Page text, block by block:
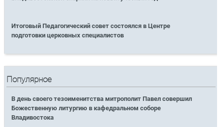
Итоговый Педагогический совет состоялся в Центре
подготовки церковных специалистов
Популярное
В день своего тезоименитства митрополит Павел совершил
Божественную литургию в кафедральном соборе
Владивостока